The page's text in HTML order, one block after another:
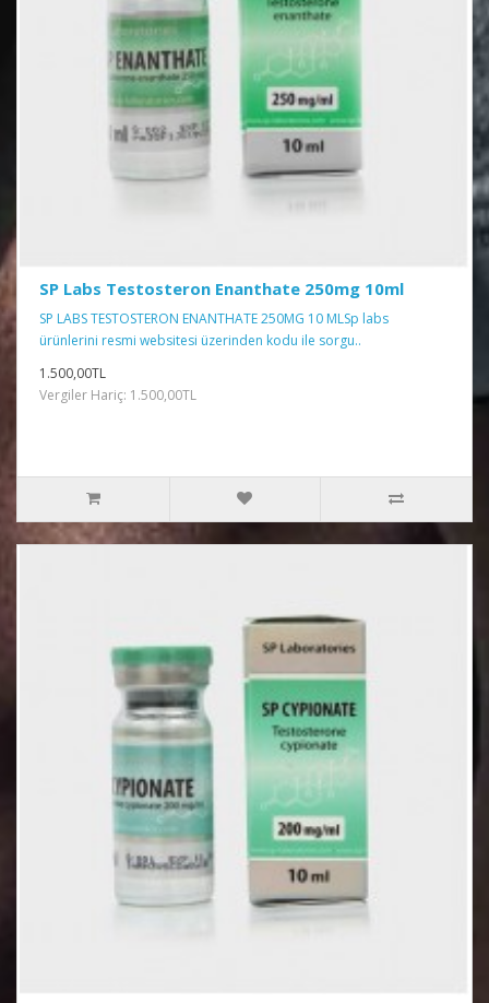
SP Labs Testosteron Enanthate 250mg 10ml
SP LABS TESTOSTERON ENANTHATE 250MG 10 MLSp labs
ürünlerini resmi websitesi üzerinden kodu ile sorgu..
1.500,00TL
Vergiler Hariç: 1.500,00TL